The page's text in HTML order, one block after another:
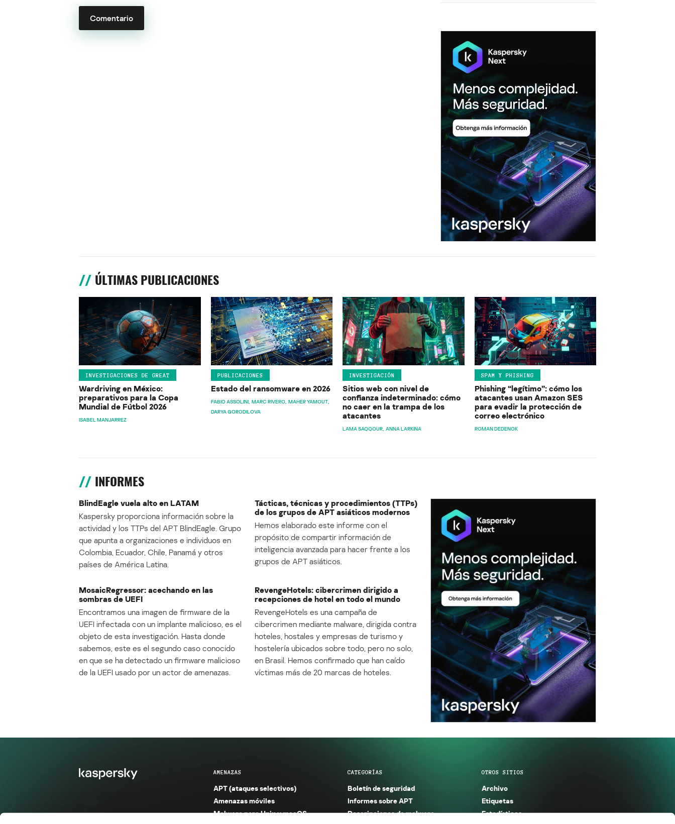
ÚLTIMAS PUBLICACIONES
INVESTIGACIONES DE GREAT
Wardriving en México:
preparativos para la Copa
Mundial de Fútbol 2026
ISABEL MANJARREZ
PUBLICACIONES
Estado del ransomware en 2026
FABIO ASSOLINI MARC RIVERO MAHER YAMOUT
DARYA GORODILOVA
INVESTIGACIÓN
Sitios web con nivel de
confianza indeterminado: cómo
no caer en la trampa de los
atacantes
LAMA SAQQOUR ANNA LARKINA
SPAM Y PHISHING
Phishing “legítimo”: cómo los
atacantes usan Amazon SES
para evadir la protección de
correo electrónico
ROMAN DEDENOK
INFORMES
BlindEagle vuela alto en LATAM
Kaspersky proporciona información sobre la
actividad y los TTPs del APT BlindEagle. Grupo
que apunta a organizaciones e individuos en
Colombia, Ecuador, Chile, Panamá y otros
países de América Latina.
Tácticas, técnicas y procedimientos (TTPs)
de los grupos de APT asiáticos modernos
Hemos elaborado este informe con el
propósito de compartir información de
inteligencia avanzada para hacer frente a los
grupos de APT asiáticos.
MosaicRegressor: acechando en las
sombras de UEFI
Encontramos una imagen de firmware de la
UEFI infectada con un implante malicioso, es el
objeto de esta investigación. Hasta donde
sabemos, este es el segundo caso conocido
en que se ha detectado un firmware malicioso
de la UEFI usado por un actor de amenazas.
RevengeHotels: cibercrimen dirigido a
recepciones de hotel en todo el mundo
RevengeHotels es una campaña de
cibercrimen mediante malware, dirigida contra
hoteles, hostales y empresas de turismo y
hostelería ubicados sobre todo, pero no solo,
en Brasil. Hemos confirmado que han caído
víctimas más de 20 marcas de hoteles.
AMENAZAS
APT (ataques selectivos)
Amenazas móviles
Malware para Unix y macOS
CATEGORÍAS
Boletín de seguridad
Informes sobre APT
Descripciones de malware
OTROS SITIOS
Archivo
Etiquetas
Estadísticas